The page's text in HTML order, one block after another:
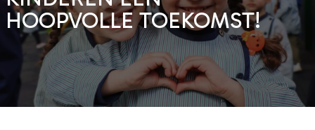
HOOPVOLLE TOEKOMST!
Al vanaf € 14,00 per maand
geef je een kind een beter leven.
Ja, ik word sponsor!